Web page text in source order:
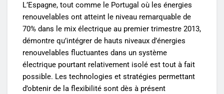
L’Espagne, tout comme le Portugal où les énergies
renouvelables ont atteint le niveau remarquable de
70% dans le mix électrique au premier trimestre 2013,
démontre qu’intégrer de hauts niveaux d’énergies
renouvelables fluctuantes dans un système
électrique pourtant relativement isolé est tout à fait
possible. Les technologies et stratégies permettant
d’obtenir de la flexibilité sont dès à présent